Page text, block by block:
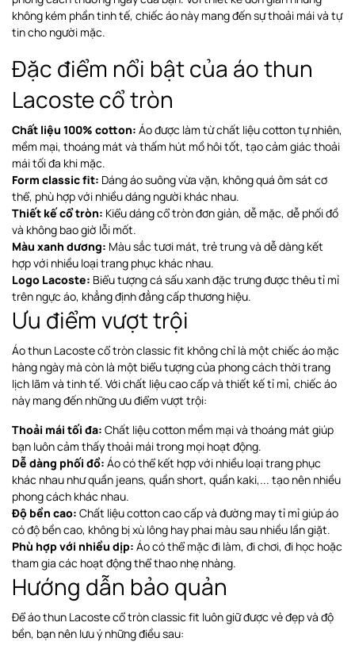
không kém phần tinh tế, chiếc áo này mang đến sự thoải mái và tự
tin cho người mặc.
Đặc điểm nổi bật của áo thun
Lacoste cổ tròn
Chất liệu 100% cotton: Áo được làm từ chất liệu cotton tự nhiên,
mềm mại, thoáng mát và thấm hút mồ hôi tốt, tạo cảm giác thoải
mái tối đa khi mặc.
Form classic fit: Dáng áo suông vừa vặn, không quá ôm sát cơ
thể, phù hợp với nhiều dáng người khác nhau.
Thiết kế cổ tròn: Kiểu dáng cổ tròn đơn giản, dễ mặc, dễ phối đồ
và không bao giờ lỗi mốt.
Màu xanh dương: Màu sắc tươi mát, trẻ trung và dễ dàng kết
hợp với nhiều loại trang phục khác nhau.
Logo Lacoste: Biểu tượng cá sấu xanh đặc trưng được thêu tỉ mỉ
trên ngực áo, khẳng định đẳng cấp thương hiệu.
Ưu điểm vượt trội
Áo thun Lacoste cổ tròn classic fit không chỉ là một chiếc áo mặc
hàng ngày mà còn là một biểu tượng của phong cách thời trang
lịch lãm và tinh tế. Với chất liệu cao cấp và thiết kế tỉ mỉ, chiếc áo
này mang đến những ưu điểm vượt trội:
Thoải mái tối đa: Chất liệu cotton mềm mại và thoáng mát giúp
bạn luôn cảm thấy thoải mái trong mọi hoạt động.
Dễ dàng phối đồ: Áo có thể kết hợp với nhiều loại trang phục
khác nhau như quần jeans, quần short, quần kaki,... tạo nên nhiều
phong cách khác nhau.
Độ bền cao: Chất liệu cotton cao cấp và đường may tỉ mỉ giúp áo
có độ bền cao, không bị xù lông hay phai màu sau nhiều lần giặt.
Phù hợp với nhiều dịp: Áo có thể mặc đi làm, đi chơi, đi học hoặc
tham gia các hoạt động thể thao nhẹ nhàng.
Hướng dẫn bảo quản
Để áo thun Lacoste cổ tròn classic fit luôn giữ được vẻ đẹp và độ
bền, bạn nên lưu ý những điều sau: